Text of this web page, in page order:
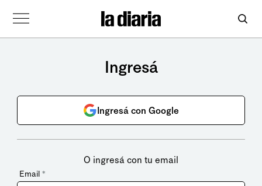
Ingresá
Ingresá con Google
O ingresá con tu email
Email *